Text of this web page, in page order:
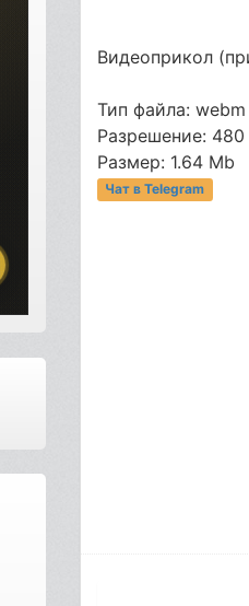
Видеоприкол
Тип файла: webm
Разрешение:
Размер: 1.64 Mb
Чат в Telegram